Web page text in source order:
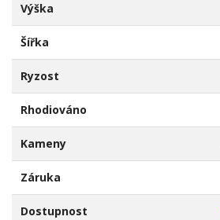
Výška
Šířka
Ryzost
Rhodiováno
Kameny
Záruka
Dostupnost